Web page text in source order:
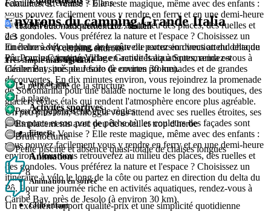
éclatantes. Et Venise ? Elle reste magique, même avec des enfants :
vous pouvez facilement vous y rendre en ferry et en une demi-heure
environ, vous vous retrouverez au milieu des places, des ruelles et
des gondoles. Vous préférez la nature et l'espace ? Choisissez un
itinéraire à vélo le long de la côte ou partez en direction du delta du
Pô. Pour une journée riche en activités aquatiques, rendez-vous à
Caribe Bay, près de Jesolo (à environ 30 km).
Environs du camping Grande Italia
En dehors du camping, une nouvelle excursion vous attend chaque
jour, car le Camping Village Grande Italia à Sottomarina est
idéalement situé pour faire de courtes promenades et de grandes
découvertes. En dix minutes environ, vous rejoindrez la promenade
de Sottomarina pour une balade nocturne le long des boutiques, des
glaciers et des étals qui rendent l'atmosphère encore plus agréable.
Un peu plus loin, Chioggia vous attend avec ses ruelles étroites, ses
petits ponts et son port de pêche où les couleurs des façades sont
éclatantes. Et Venise ? Elle reste magique, même avec des enfants :
vous pouvez facilement vous y rendre en ferry et en une demi-heure
environ, vous vous retrouverez au milieu des places, des ruelles et
des gondoles. Vous préférez la nature et l'espace ? Choisissez un
itinéraire à vélo le long de la côte ou partez en direction du delta du
Pô. Pour une journée riche en activités aquatiques, rendez-vous à
Caribe Bay, près de Jesolo (à environ 30 km).
WiFi
A certains endroits
A régler
Aire de jeux
Activités sportives
Fitness
Animation
Animation en soirée
Club enfant
Famille avec enfants < 6 ans
Traduit automatiquement de : Italien
2.3
Très simple mais agréable
La petite taille de la structure
La plage
Peu de paperasserie et de règles
Emplacements avec peu de soleil et trop d'herbe
Bruit nocturne
Petite piscine et absence quasi-totale de chaises longues
8
3
Un excellent rapport qualité-prix et une simplicité quotidienne